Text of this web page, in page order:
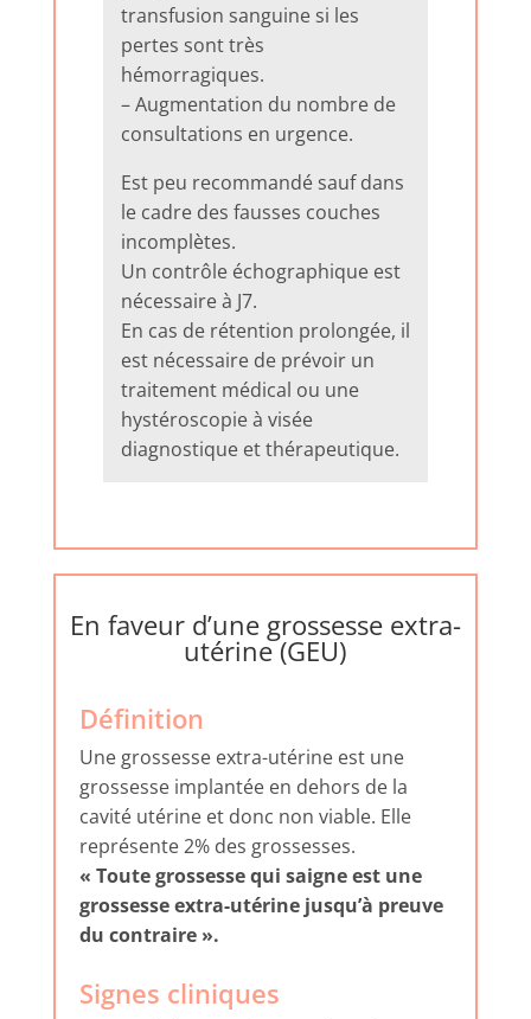
transfusion sanguine si les
pertes sont très
hémorragiques.
– Augmentation du nombre de
consultations en urgence.
Est peu recommandé sauf dans
le cadre des fausses couches
incomplètes.
Un contrôle échographique est
nécessaire à J7.
En cas de rétention prolongée, il
est nécessaire de prévoir un
traitement médical ou une
hystéroscopie à visée
diagnostique et thérapeutique.
En faveur d’une grossesse extra-
utérine (GEU)
Définition
Une grossesse extra-utérine est une
grossesse implantée en dehors de la
cavité utérine et donc non viable. Elle
représente 2% des grossesses.
« Toute grossesse qui saigne est une
grossesse extra-utérine jusqu’à preuve
du contraire ».
Signes cliniques